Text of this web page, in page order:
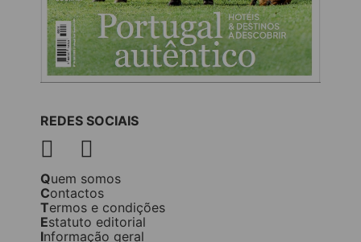
REDES SOCIAIS
Quem somos
Contactos
Termos e condições
Estatuto editorial
Informação geral